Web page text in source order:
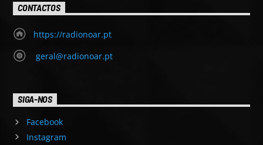
CONTACTOS
https://radionoar.pt
geral@radionoar.pt
SIGA-NOS
Facebook
Instagram